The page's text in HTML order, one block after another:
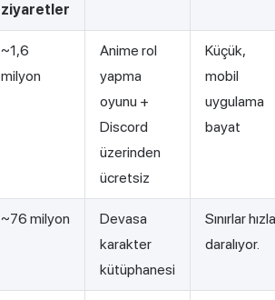
ziyaretler
~1,6
milyon
Anime rol
yapma
oyunu +
Discord
üzerinden
ücretsiz
Küçük,
mobil
uygulama
bayat
~76 milyon
Devasa
karakter
kütüphanesi
Sınırlar hızla
daralıyor.